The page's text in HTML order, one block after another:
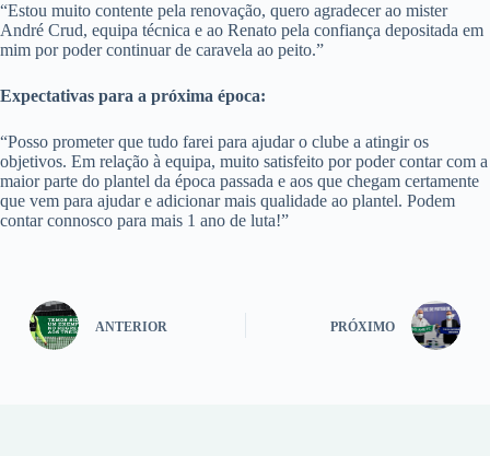
“Estou muito contente pela renovação, quero agradecer ao mister
André Crud, equipa técnica e ao Renato pela confiança depositada em
mim por poder continuar de caravela ao peito.”
Expectativas para a próxima época:
“Posso prometer que tudo farei para ajudar o clube a atingir os
objetivos. Em relação à equipa, muito satisfeito por poder contar com a
maior parte do plantel da época passada e aos que chegam certamente
que vem para ajudar e adicionar mais qualidade ao plantel. Podem
contar connosco para mais 1 ano de luta!”
ANTERIOR PRÓXIMO